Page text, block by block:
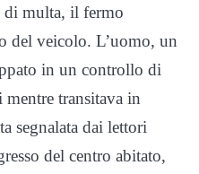
di multa, il fermo
del veicolo. L’uomo, un
in un controllo di
transitava in
segnalata dai lettori
del centro abitato,